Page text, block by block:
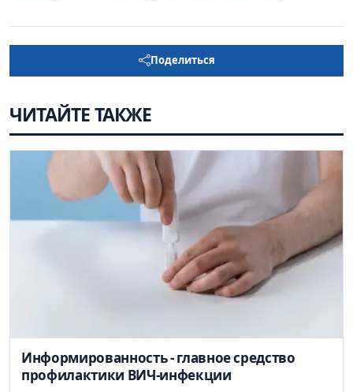
Поделиться
ЧИТАЙТЕ ТАКЖЕ
Информированность - главное средство
профилактики ВИЧ-инфекции